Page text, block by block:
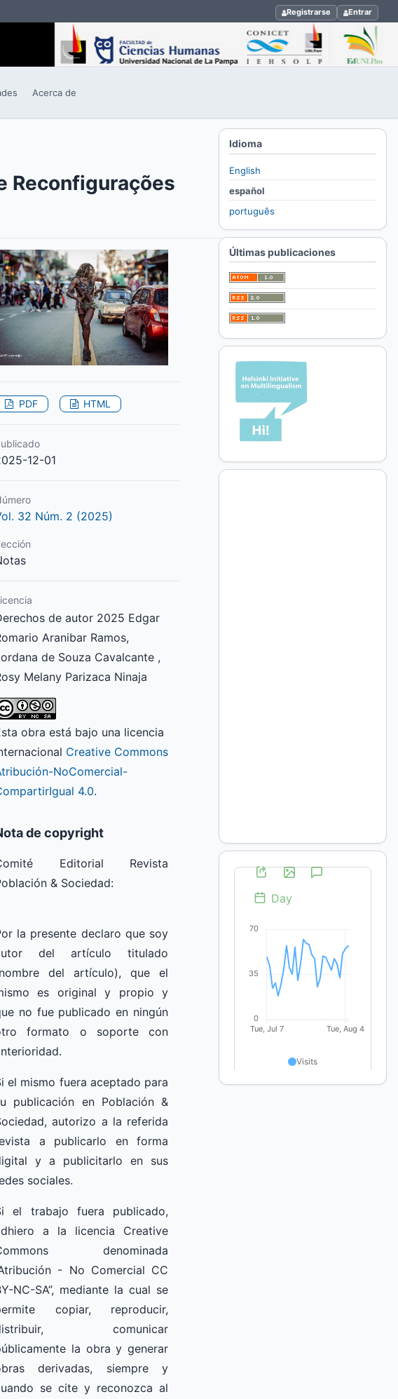
Registrarse Entrar
Acerca de
Reconfigurações
PDF HTML
12-01
32 Núm. 2 (2025)
de autor 2025 Edgar
Aranibar Ramos,
de Souza Cavalcante ,
Melany Parizaca Ninaja
obra está bajo una licencia
Creative Commons
NoComercial-
4.0.
de copyright
Editorial Revista
& Sociedad:
la presente declaro que soy
del artículo titulado
del artículo), que el
es original y propio y
no fue publicado en ningún
formato o soporte con
el mismo fuera aceptado para
publicación en Población &
autorizo a la referida
a publicarlo en forma
y a publicitarlo en sus
sociales.
el trabajo fuera publicado,
a la licencia Creative
denominada
- No Comercial CC
NC-SA”, mediante la cual se
copiar, reproducir,
comunicar
la obra y generar
derivadas, siempre y
se cite y reconozca al
Idioma
English
español
português
Últimas publicaciones